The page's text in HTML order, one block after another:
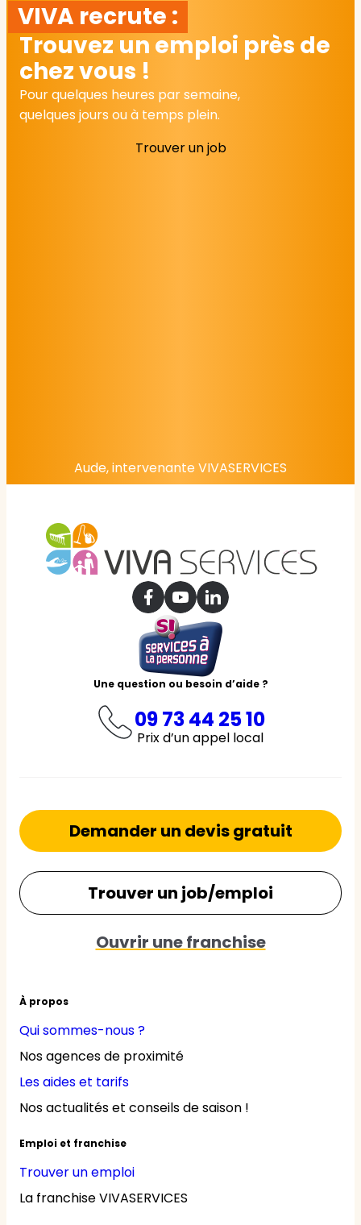
VIVA recrute :
Trouvez un emploi près de
chez vous !
Pour quelques heures par semaine,
quelques jours ou à temps plein.
Trouver un job
Aude, intervenante VIVASERVICES
Une question ou besoin d’aide ?
09 73 44 25 10
Prix d’un appel local
À propos
Qui sommes-nous ?
Nos agences de proximité
Les aides et tarifs
Nos actualités et conseils de saison !
Emploi et franchise
Trouver un emploi
La franchise VIVASERVICES
Demander un devis gratuit
Trouver un job/emploi
Ouvrir une franchise